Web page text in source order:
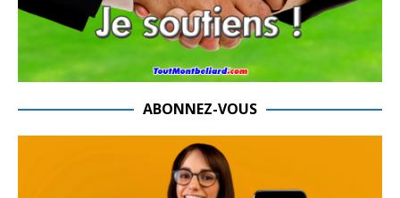
ABONNEZ-VOUS